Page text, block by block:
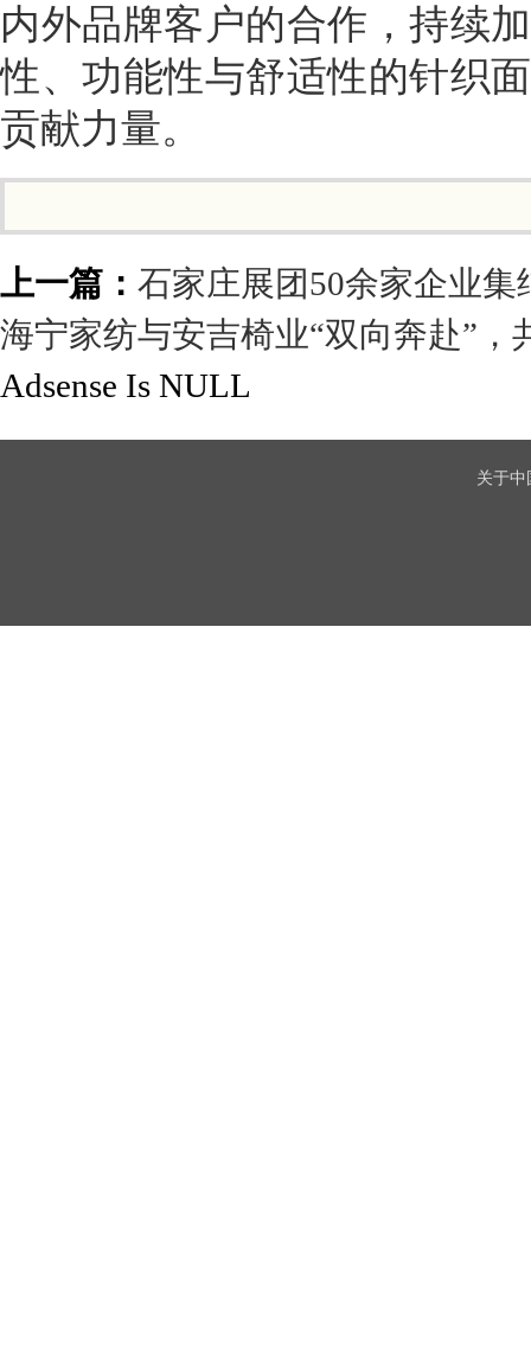
内外品牌客户的合作，持续
性、功能性与舒适性的针织
贡献力量。
上一篇： 石家庄展团50余家企业
海宁家纺与安吉椅业“双向奔赴”，
Adsense Is NULL
关于中